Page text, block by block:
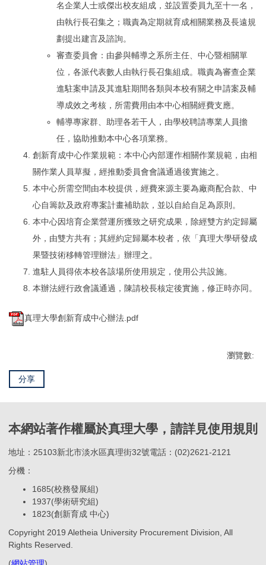
名企業人士或傑出校友組成，並設置委員九至十一名，
由執行長召集之；職責為定期就育成相關業務及長遠規
劃提出建言及諮詢。
審查委員會：由參與輔導之系所主任、中心暨相關單
位，各派代表數人由執行長召集組成。職責為審查企業
進駐案申請及其進駐期間各類與本校有關之申請案及輔
導成效之考核，所需費用由本中心相關經費支應。
輔導專家群、助理各若干人，由學校聘請專業人員擔
任，協助推動本中心各項業務。
創新育成中心作業規範：本中心內部運作相關作業規範，由相
關作業人員草擬，經推動委員會會議通過後實施之。
本中心所需空間由本校提供，經費來源主要為廠商配合款、中
心自籌款及政府專案計畫補助款，並以自給自足為原則。
本中心因培育企業營運所獲致之研究成果，除經雙方約定歸屬
外，由雙方共有；其經約定歸屬本校者，依「真理大學研發成
果暨技術移轉管理辦法」辦理之。
進駐人員得依本校各該場所使用規定，使用公共設施。
本辦法經行政會議通過，陳請校長核定後實施，修正時亦同。
真理大學創新育成中心辦法.pdf
瀏覽數:
分享
本網站著作權屬於真理大學，請詳見使用規則
地址：25103新北市淡水區真理街32號電話：(02)2621-2121
分機：
1685(校務發展組)
1937(學術研究組)
1823(創新育成 中心)
Copyright 2019 Aletheia University Procurement Division, All
Rights Reserved.